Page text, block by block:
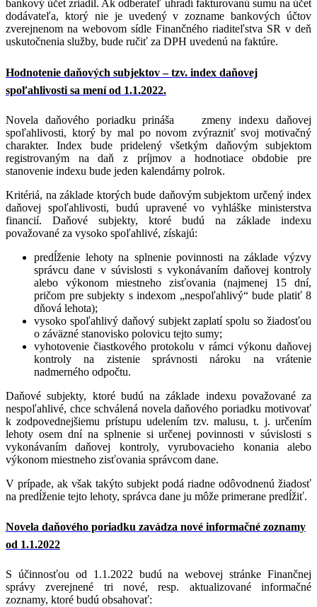
bankový účet zriadil. Ak odberateľ uhradí fakturovanú sumu na účet
dodávateľa, ktorý nie je uvedený v zozname bankových účtov
zverejnenom na webovom sídle Finančného riaditeľstva SR v deň
uskutočnenia služby, bude ručiť za DPH uvedenú na faktúre.
Hodnotenie daňových subjektov – tzv. index daňovej
spoľahlivosti sa mení od 1.1.2022.
Novela daňového poriadku prináša zmeny indexu daňovej
spoľahlivosti, ktorý by mal po novom zvýrazniť svoj motivačný
charakter. Index bude pridelený všetkým daňovým subjektom
registrovaným na daň z príjmov a hodnotiace obdobie pre
stanovenie indexu bude jeden kalendárny polrok.
Kritériá, na základe ktorých bude daňovým subjektom určený index
daňovej spoľahlivosti, budú upravené vo vyhláške ministerstva
financií. Daňové subjekty, ktoré budú na základe indexu
považované za vysoko spoľahlivé, získajú:
predĺženie lehoty na splnenie povinnosti na základe výzvy
správcu dane v súvislosti s vykonávaním daňovej kontroly
alebo výkonom miestneho zisťovania (najmenej 15 dní,
pričom pre subjekty s indexom „nespoľahlivý“ bude platiť 8
dňová lehota);
vysoko spoľahlivý daňový subjekt zaplatí spolu so žiadosťou
o záväzné stanovisko polovicu tejto sumy;
vyhotovenie čiastkového protokolu v rámci výkonu daňovej
kontroly na zistenie správnosti nároku na vrátenie
nadmerného odpočtu.
Daňové subjekty, ktoré budú na základe indexu považované za
nespoľahlivé, chce schválená novela daňového poriadku motivovať
k zodpovednejšiemu prístupu udelením tzv. malusu, t. j. určením
lehoty osem dní na splnenie si určenej povinnosti v súvislosti s
vykonávaním daňovej kontroly, vyrubovacieho konania alebo
výkonom miestneho zisťovania správcom dane.
V prípade, ak však takýto subjekt podá riadne odôvodnenú žiadosť
na predĺženie tejto lehoty, správca dane ju môže primerane predĺžiť.
Novela daňového poriadku zavádza nové informačné zoznamy
od 1.1.2022
S účinnosťou od 1.1.2022 budú na webovej stránke Finančnej
správy zverejnené tri nové, resp. aktualizované informačné
zoznamy, ktoré budú obsahovať: